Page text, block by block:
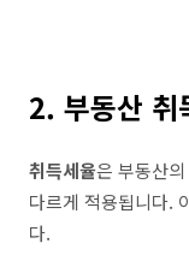
2. 부동산
취득세율은 부동산의
다르게 적용됩니다.
다.